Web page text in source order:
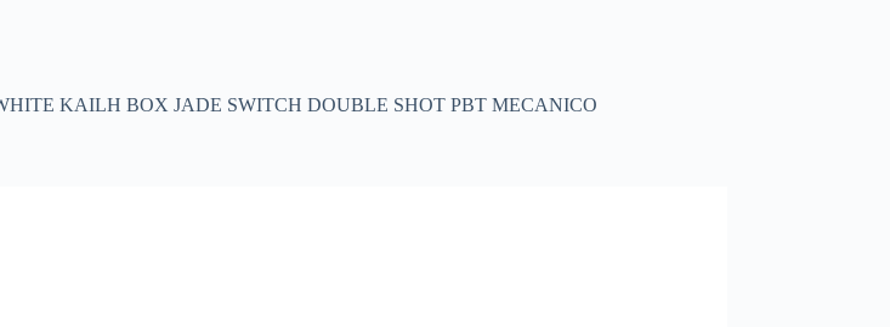
KAILH BOX JADE SWITCH DOUBLE SHOT PBT MECANICO